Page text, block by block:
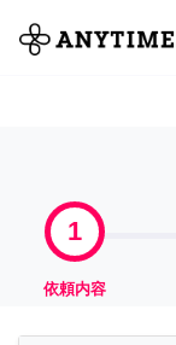
全て
1
依頼内容